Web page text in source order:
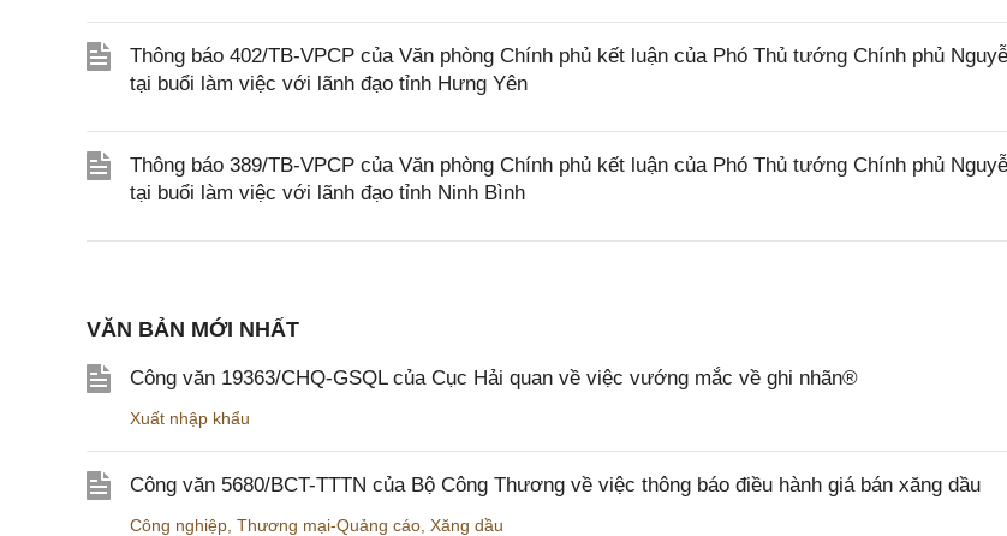
Thông báo 402/TB-VPCP của Văn phòng Chính phủ kết luận của Phó Thủ tướng Chính phủ
tại buổi làm việc với lãnh đạo tỉnh Hưng Yên
Thông báo 389/TB-VPCP của Văn phòng Chính phủ kết luận của Phó Thủ tướng Chính phủ
tại buổi làm việc với lãnh đạo tỉnh Ninh Bình
VĂN BẢN MỚI NHẤT
Công văn 19363/CHQ-GSQL của Cục Hải quan về việc vướng mắc về ghi nhãn®
Xuất nhập khẩu
Công văn 5680/BCT-TTTN của Bộ Công Thương về việc thông báo điều hành giá bán xăng dầu
Công nghiệp Thương mại-Quảng cáo Xăng dầu